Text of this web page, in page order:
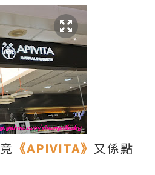
《APIVITA》 又係點